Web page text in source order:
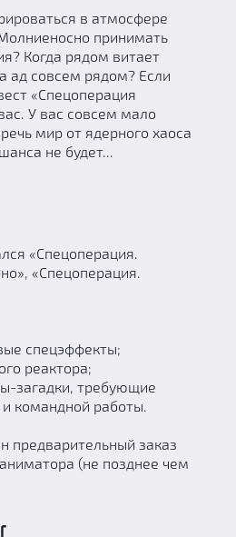
в атмосфере
принимать
Когда рядом витает
ад совсем рядом? Если
«Спецоперация
У вас совсем мало
мир от ядерного хаоса
не будет...
«Спецоперация.
«Спецоперация.
спецэффекты;
реактора;
загадки, требующие
и командной работы.
предварительный заказ
(не позднее чем